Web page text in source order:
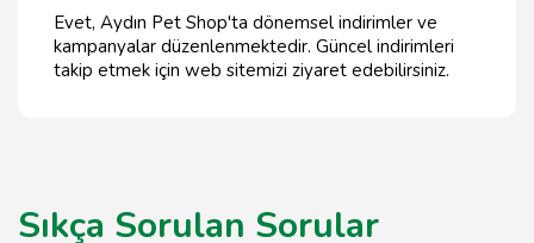
Evet, Aydın Pet Shop'ta dönemsel indirimler ve
kampanyalar düzenlenmektedir. Güncel indirimleri
takip etmek için web sitemizi ziyaret edebilirsiniz.
Sıkça Sorulan Sorular